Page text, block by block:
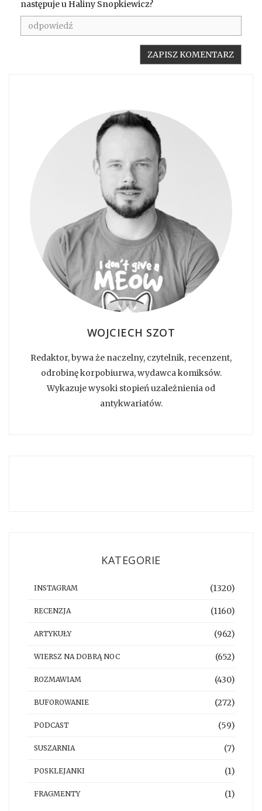
następuje u Haliny Snopkiewicz?
WOJCIECH SZOT
Redaktor, bywa że naczelny, czytelnik, recenzent,
odrobinę korpobiurwa, wydawca komiksów.
Wykazuje wysoki stopień uzależnienia od
antykwariatów.
KATEGORIE
INSTAGRAM (1320)
RECENZJA (1160)
ARTYKUŁY (962)
WIERSZ NA DOBRĄ NOC (652)
ROZMAWIAM (430)
BUFOROWANIE (272)
PODCAST (59)
SUSZARNIA (7)
POSKLEJANKI (1)
FRAGMENTY (1)